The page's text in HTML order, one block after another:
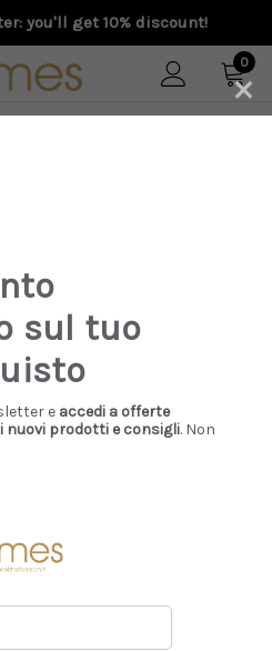
you'll get 10% discount!
0
×
sul tuo
e accedi a offerte
nuovi prodotti e consigli. Non